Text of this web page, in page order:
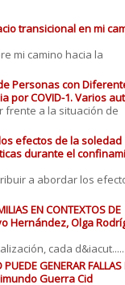
transicional en mi
mi camino hacia la
Personas con
por COVID-1. Varios
frente a la situación de
efectos de la soledad
durante el
a abordar los
EN CONTEXTOS DE
Hernández, Olga
cada
GENERAR FALLAS
Guerra Cid